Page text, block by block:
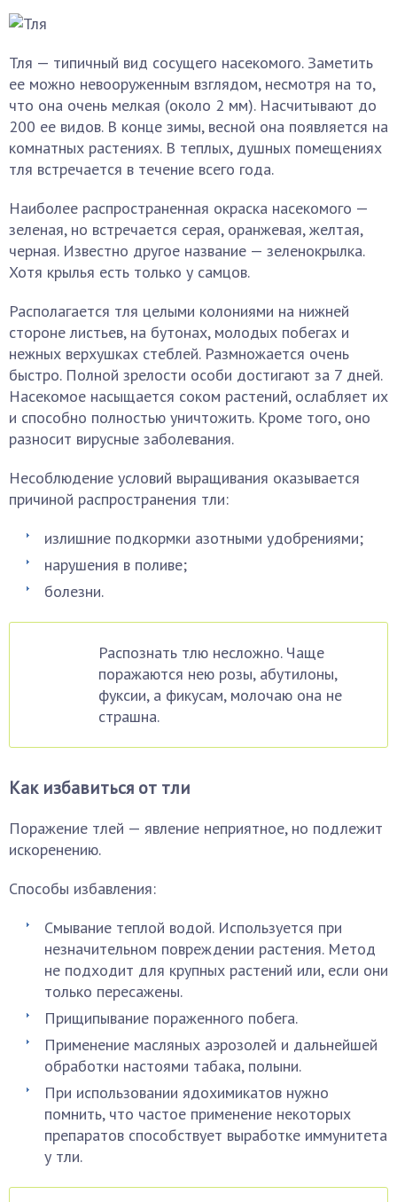
Тля — типичный вид сосущего насекомого. Заметить
ее можно невооруженным взглядом, несмотря на то,
что она очень мелкая (около 2 мм). Насчитывают до
200 ее видов. В конце зимы, весной она появляется на
комнатных растениях. В теплых, душных помещениях
тля встречается в течение всего года.
Наиболее распространенная окраска насекомого —
зеленая, но встречается серая, оранжевая, желтая,
черная. Известно другое название — зеленокрылка.
Хотя крылья есть только у самцов.
Располагается тля целыми колониями на нижней
стороне листьев, на бутонах, молодых побегах и
нежных верхушках стеблей. Размножается очень
быстро. Полной зрелости особи достигают за 7 дней.
Насекомое насыщается соком растений, ослабляет их
и способно полностью уничтожить. Кроме того, оно
разносит вирусные заболевания.
Несоблюдение условий выращивания оказывается
причиной распространения тли:
излишние подкормки азотными удобрениями;
нарушения в поливе;
болезни.
Распознать тлю несложно. Чаще
поражаются нею розы, абутилоны,
фуксии, а фикусам, молочаю она не
страшна.
Как избавиться от тли
Поражение тлей — явление неприятное, но подлежит
искоренению.
Способы избавления:
Смывание теплой водой. Используется при
незначительном повреждении растения. Метод
не подходит для крупных растений или, если они
только пересажены.
Прищипывание пораженного побега.
Применение масляных аэрозолей и дальнейшей
обработки настоями табака, полыни.
При использовании ядохимикатов нужно
помнить, что частое применение некоторых
препаратов способствует выработке иммунитета
у тли.